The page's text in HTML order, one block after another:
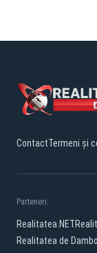
ContactTermeni și
Parteneri:
Realitatea.NET
Realitatea de